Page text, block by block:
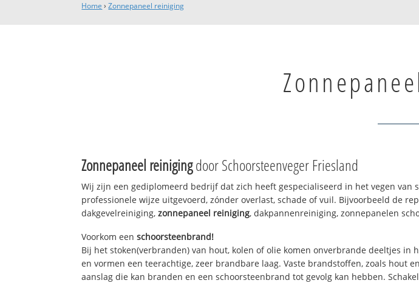
Home ›Zonnepaneel reiniging
Zonnepaneel reinigingdoor Schoorsteenveger Friesland
Wij zijn een gediplomeerd bedrijf dat zich heeft gespecialiseerd in het vegen van
professionele wijze uitgevoerd, zónder overlast, schade of vuil. Bijvoorbeeld de
dakgevelreiniging,zonnepaneel reiniging, dakpannenreiniging, zonnepanelen
Voorkom eenschoorsteenbrand!
Bij het stoken(verbranden) van hout, kolen of olie komen onverbrande deeltjes in
en vormen een teerachtige, zeer brandbare laag. Vaste brandstoffen, zoals hout
aanslag die kan branden en een schoorsteenbrand tot gevolg kan hebben.